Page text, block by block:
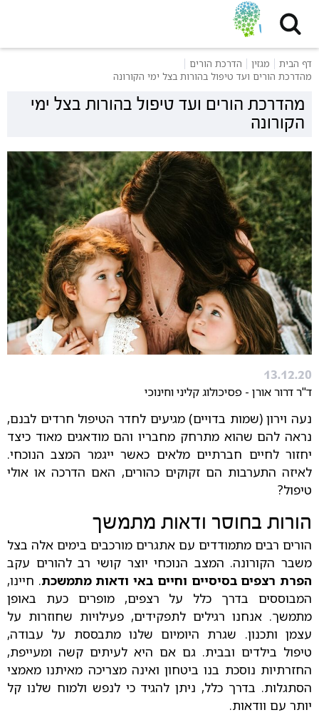
דף הבית מגזין
הדרכת הורים
מהדרכת הורים ועד טיפול בהורות בצל ימי הקורונה
מהדרכת הורים ועד טיפול בהורות בצל ימי
הקורונה
13.12.20
ד"ר דרור אורן - פסיכולוג קליני וחינוכי
נעה וירון (שמות בדויים) מגיעים לחדר הטיפול חרדים לבנם,
נראה להם שהוא מתרחק מחבריו והם מודאגים מאוד כיצד
יחזור לחיים חברתיים מלאים כאשר ייגמר המצב הנוכחי.
לאיזה התערבות הם זקוקים כהורים, האם הדרכה או אולי
טיפול?
הורות בחוסר ודאות מתמשך
הורים רבים מתמודדים עם אתגרים מורכבים בימים אלה בצל
משבר הקורונה. המצב הנוכחי יוצר קושי רב להורים עקב
הפרת רצפים בסיסיים וחיים באי ודאות מתמשכת. חיינו,
המבוססים בדרך כלל על רצפים, מופרים כעת באופן
מתמשך. אנחנו רגילים לתפקידים, פעילויות שחוזרות על
עצמן ותכנון. שגרת היומיום שלנו מתבססת על עבודה,
טיפול בילדים ובבית. גם אם היא לעיתים קשה ומעייפת,
החזרתיות נוסכת בנו ביטחון ואינה מצריכה מאיתנו מאמצי
הסתגלות. בדרך כלל, ניתן להגיד כי לנפש ולמוח שלנו קל
יותר עם וודאות.